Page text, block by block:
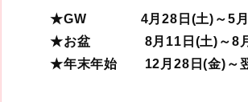
★GW 4月28日(土)～5月
★お盆 8月11日(土)～8月
★年末年始 12月28日(金)～